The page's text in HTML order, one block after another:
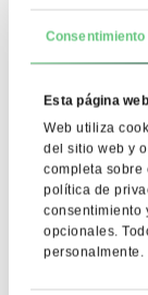
Consentimiento
Esta página
Web utiliza
del sitio web y
completa sobre
política de
consentimiento
opcionales.
personalmente.
Salmonella
E. coli
OMG
Alérgenos